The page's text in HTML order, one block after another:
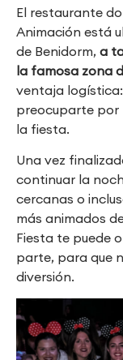
El restaurante
Animación está
de Benidorm, a
la famosa zona
ventaja
preocuparte por
la fiesta.
Una vez
continuar la
cercanas o
más animados
Fiesta te puede
parte, para que
diversión.